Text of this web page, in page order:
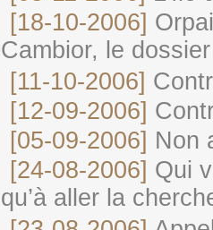
[18-10-2006]
Cambior, le
[11-10-2006]
[12-09-2006]
[05-09-2006] Non
[24-08-2006] Qui
qu’à aller la